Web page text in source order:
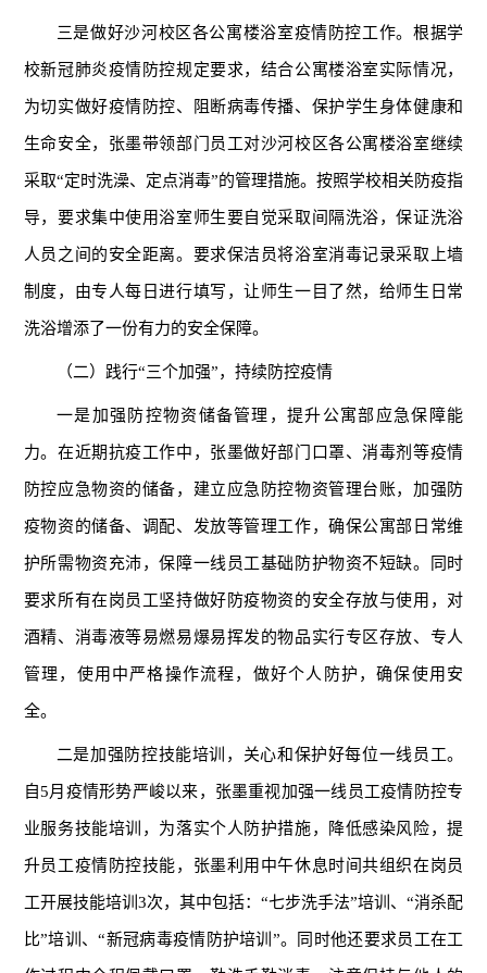
三是做好沙河校区各公寓楼浴室疫情防控工作。根据学
校新冠肺炎疫情防控规定要求，结合公寓楼浴室实际情况，
为切实做好疫情防控、阻断病毒传播、保护学生身体健康和
生命安全，张墨带领部门员工对沙河校区各公寓楼浴室继续
采取“定时洗澡、定点消毒”的管理措施。按照学校相关防疫指
导，要求集中使用浴室师生要自觉采取间隔洗浴，保证洗浴
人员之间的安全距离。要求保洁员将浴室消毒记录采取上墙
制度，由专人每日进行填写，让师生一目了然，给师生日常
洗浴增添了一份有力的安全保障。
（二）践行“三个加强”，持续防控疫情
一是加强防控物资储备管理，提升公寓部应急保障能
力。在近期抗疫工作中，张墨做好部门口罩、消毒剂等疫情
防控应急物资的储备，建立应急防控物资管理台账，加强防
疫物资的储备、调配、发放等管理工作，确保公寓部日常维
护所需物资充沛，保障一线员工基础防护物资不短缺。同时
要求所有在岗员工坚持做好防疫物资的安全存放与使用，对
酒精、消毒液等易燃易爆易挥发的物品实行专区存放、专人
管理，使用中严格操作流程，做好个人防护，确保使用安
全。
二是加强防控技能培训，关心和保护好每位一线员工。
自5月疫情形势严峻以来，张墨重视加强一线员工疫情防控专
业服务技能培训，为落实个人防护措施，降低感染风险，提
升员工疫情防控技能，张墨利用中午休息时间共组织在岗员
工开展技能培训3次，其中包括：“七步洗手法”培训、“消杀配
比”培训、“新冠病毒疫情防护培训”。同时他还要求员工在工